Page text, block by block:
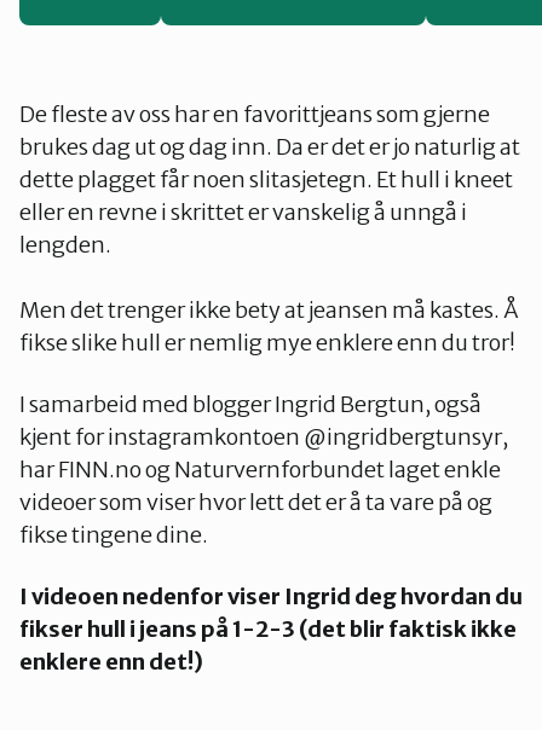
De fleste av oss har en favorittjeans som gjerne
brukes dag ut og dag inn. Da er det er jo naturlig at
dette plagget får noen slitasjetegn. Et hull i kneet
eller en revne i skrittet er vanskelig å unngå i
lengden.
Men det trenger ikke bety at jeansen må kastes. Å
fikse slike hull er nemlig mye enklere enn du tror!
I samarbeid med blogger Ingrid Bergtun, også
kjent for instagramkontoen @ingridbergtunsyr,
har FINN.no og Naturvernforbundet laget enkle
videoer som viser hvor lett det er å ta vare på og
fikse tingene dine.
I videoen nedenfor viser Ingrid deg hvordan du
fikser hull i jeans på 1-2-3 (det blir faktisk ikke
enklere enn det!)